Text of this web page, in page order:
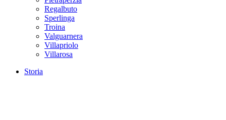
Regalbuto
Sperlinga
Troina
Valguarnera
Villapriolo
Villarosa
Storia